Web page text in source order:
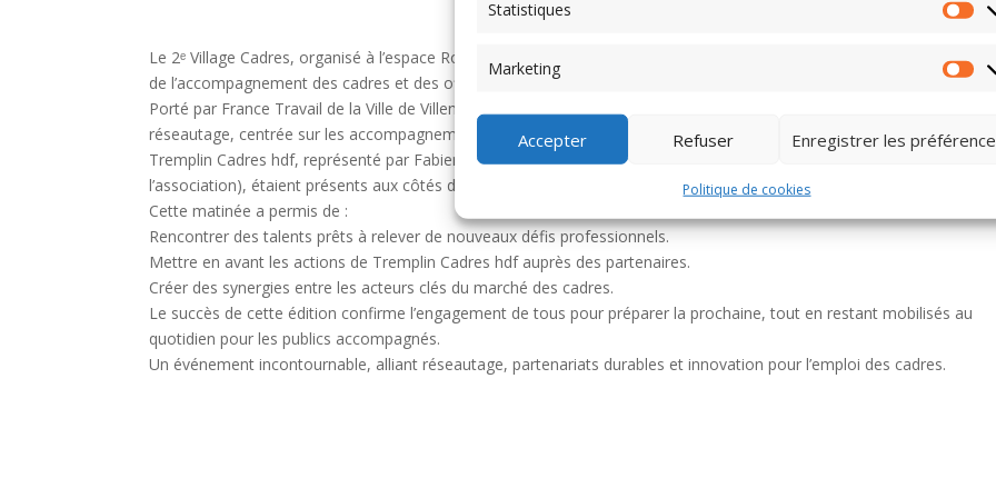
Statistiques
Marketing
Accepter Refuser Enregistrer les
Politique de cookies
Le 2ᵉ Village Cadres, organisé à l’espace Roger Planquart de COMMUNE DE CHERENG, a rassemblé les principaux
de l’accompagnement des cadres et des offreurs de services.
Porté par France Travail de la Ville de Villeneuve d’Ascq , cet événement a été une véritable plateforme d’échanges et
réseautage, centrée sur les accompagnements dédiés aux cadres.
Tremplin Cadres hdf, représenté par Fabien PIQUEMAL, Alain Pastouret et Frédéric BOURGEOIS (adhérents de
l’association), étaient présents aux côtés des organisateurs, dont Pauline Erouart Dubart et son équipe.
Cette matinée a permis de :
Rencontrer des talents prêts à relever de nouveaux défis professionnels.
Mettre en avant les actions de Tremplin Cadres hdf auprès des partenaires.
Créer des synergies entre les acteurs clés du marché des cadres.
Le succès de cette édition confirme l’engagement de tous pour préparer la prochaine, tout en restant mobilisés au
quotidien pour les publics accompagnés.
Un événement incontournable, alliant réseautage, partenariats durables et innovation pour l’emploi des cadres.